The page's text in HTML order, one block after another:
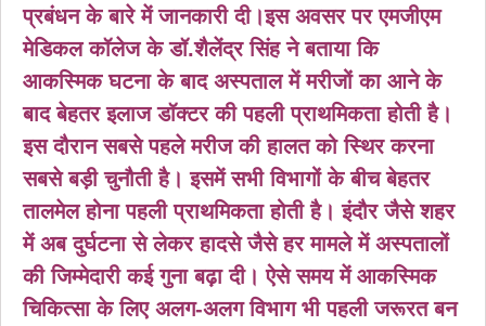
प्रबंधन के बारे में जानकारी दी।इस अवसर पर एमजीएम
मेडिकल कॉलेज के डॉ.शैलेंद्र सिंह ने बताया कि
आकस्मिक घटना के बाद अस्पताल में मरीजों का आने के
बाद बेहतर इलाज डॉक्टर की पहली प्राथमिकता होती है।
इस दौरान सबसे पहले मरीज की हालत को स्थिर करना
सबसे बड़ी चुनौती है। इसमें सभी विभागों के बीच बेहतर
तालमेल होना पहली प्राथमिकता होती है। इंदौर जैसे शहर
में अब दुर्घटना से लेकर हादसे जैसे हर मामले में अस्पतालों
की जिम्मेदारी कई गुना बढ़ा दी। ऐसे समय में आकस्मिक
चिकित्सा के लिए अलग-अलग विभाग भी पहली जरूरत बन